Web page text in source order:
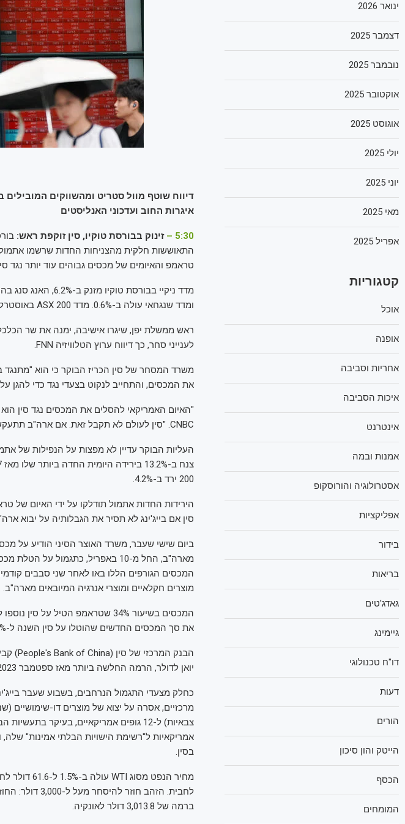
דיווח שוטף מוול סטריט ומהשווקים
איגרות החוב ועדכוני האנליסטים
5:30 – זינוק בבורסת טוקיו, סין זוקפת ראש:
התאוששות חלקית מהצניחות החדות שרשמו
טראמפ והאיומים של מכסים גבוהים עוד יותר נגד
ומדד שנגחאי עולה ב-0.6%. מדד ASX 200 באוסטרליה עולה ב-1.8%.
ראש ממשלת יפן, שיגרו אישיבה, ימנה את שר
לענייני סחר, כך דיווח ערוץ הטלוויזיה FNN.
משרד המסחר של סין הכריז הבוקר כי הוא
את המכסים, והתחייב לנקוט בצעדי נגד כדי להגן על
"האיום האמריקאי להסלים את המכסים נגד סין
CNBC. "סין לעולם לא תקבל זאת. אם ארה"ב תתעקש על דרכה, סין תילחם עד הסוף".
200 ירד ב-4.2%.
סין אם בייג'ינג לא תסיר את הגבלותיה על יבוא
מוצרים חקלאיים ומוצרי אנרגיה המיובאים מארה"ב.
את סך המכסים החדשים שהוטלו על סין השנה ל-54%.
יואן לדולר, הרמה החלשה ביותר מאז ספטמבר 2023, לפי ספקית הנתונים Wind Information.
כחלק מצעדי התגמול הנרחבים, בשבוע שעבר
מרכזיים, אסרה על יצוא של מוצרים דו-שימושיים
אמריקאיות ל"רשימת הישויות הבלתי אמינות"
בסין.
ברמה של 3,013.8 דולר לאונקיה.
ינואר 2026
דצמבר 2025
נובמבר 2025
אוקטובר 2025
אוגוסט 2025
יולי 2025
יוני 2025
מאי 2025
אפריל 2025
קטגוריות
אוכל
אופנה
אחריות וסביבה
איכות הסביבה
אינטרנט
אמנות ובמה
אסטרולוגיה והורוסקופ
אפליקציות
בידור
בריאות
גאדג'טים
גיימינג
דו"ח טכנולוגי
דעות
הורים
הייטק והון סיכון
הכסף
המומחים